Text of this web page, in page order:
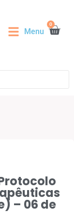
0
Menu
– 06 de